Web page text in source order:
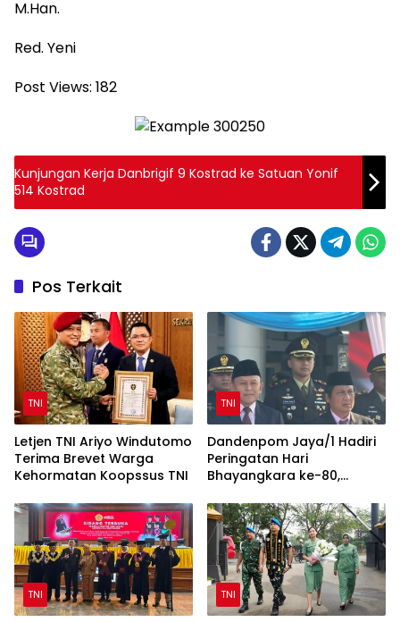
M.Han.
Red. Yeni
Post Views: 182
Kunjungan Kerja Danbrigif 9 Kostrad ke Satuan Yonif
514 Kostrad
Pos Terkait
TNI
Letjen TNI Ariyo Windutomo
Terima Brevet Warga
Kehormatan Koopssus TNI
TNI
Dandenpom Jaya/1 Hadiri
Peringatan Hari
Bhayangkara ke-80,
TNI TNI